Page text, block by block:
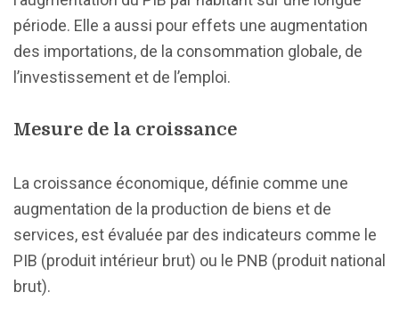
période. Elle a aussi pour effets une augmentation
des importations, de la consommation globale, de
l’investissement et de l’emploi.
Mesure de la croissance
La croissance économique, définie comme une
augmentation de la production de biens et de
services, est évaluée par des indicateurs comme le
PIB (produit intérieur brut) ou le PNB (produit national
brut).